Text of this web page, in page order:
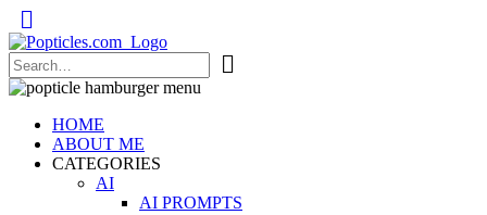
Popticles.com
HOME
ABOUT ME
CATEGORIES
AI
AI PROMPTS